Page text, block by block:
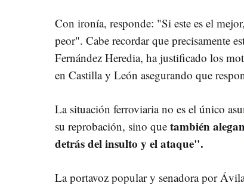
Con ironía, responde: "Si este es el
peor". Cabe recordar que precisamente
Fernández Heredia, ha justificado los
en Castilla y León asegurando que
La situación ferroviaria no es el único
su reprobación, sino que también
detrás del insulto y el ataque".
La portavoz popular y senadora por